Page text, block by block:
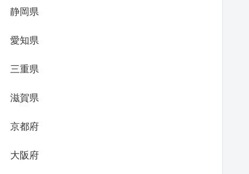
静岡県
愛知県
三重県
滋賀県
京都府
大阪府